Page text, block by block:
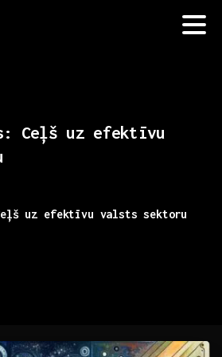
Ceļš uz efektīvu
uz efektīvu valsts sektoru